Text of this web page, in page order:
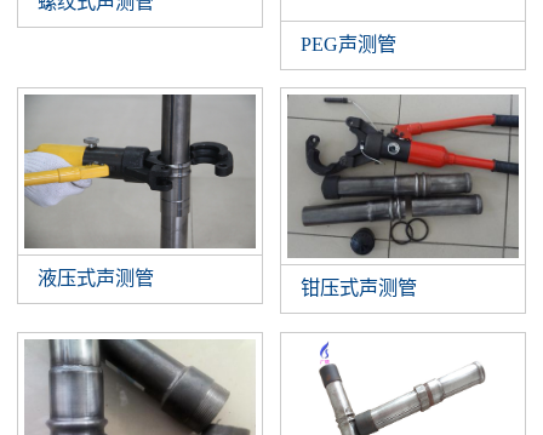
PEG声测管
液压式声测管 钳压式声测管